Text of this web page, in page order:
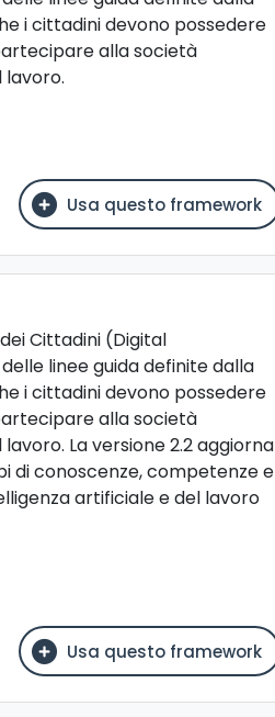
i cittadini devono possedere
alla società
Usa questo framework
Cittadini (Digital
linee guida definite dalla
i cittadini devono possedere
alla società
La versione 2.2 aggiorna
di conoscenze, competenze e
artificiale e del lavoro
Usa questo framework